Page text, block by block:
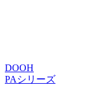
DOOH
PAシリーズ